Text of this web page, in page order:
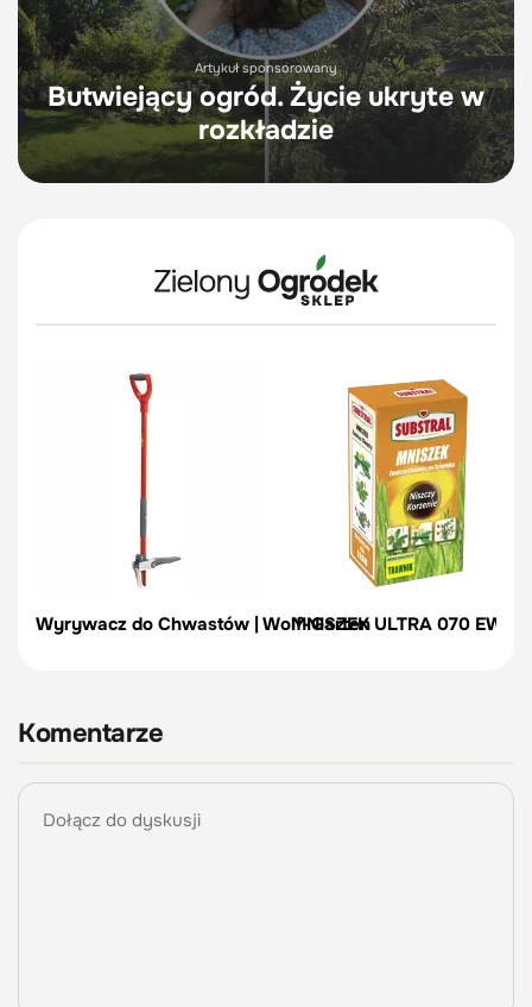
Artykuł sponsorowany
Butwiejący ogród. Życie ukryte w
rozkładzie
Wyrywacz do Chwastów | Wolf-GartenMNISZEK ULTRA 070 EW
Komentarze